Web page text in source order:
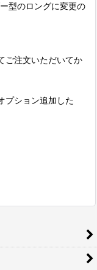
型のロングに変更の
ご注文いただいてか
プション追加した